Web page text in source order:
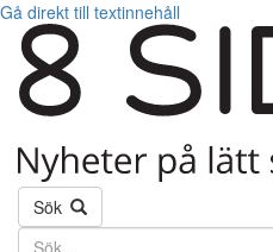
Gå direkt till textinnehåll
Sök
Söktext